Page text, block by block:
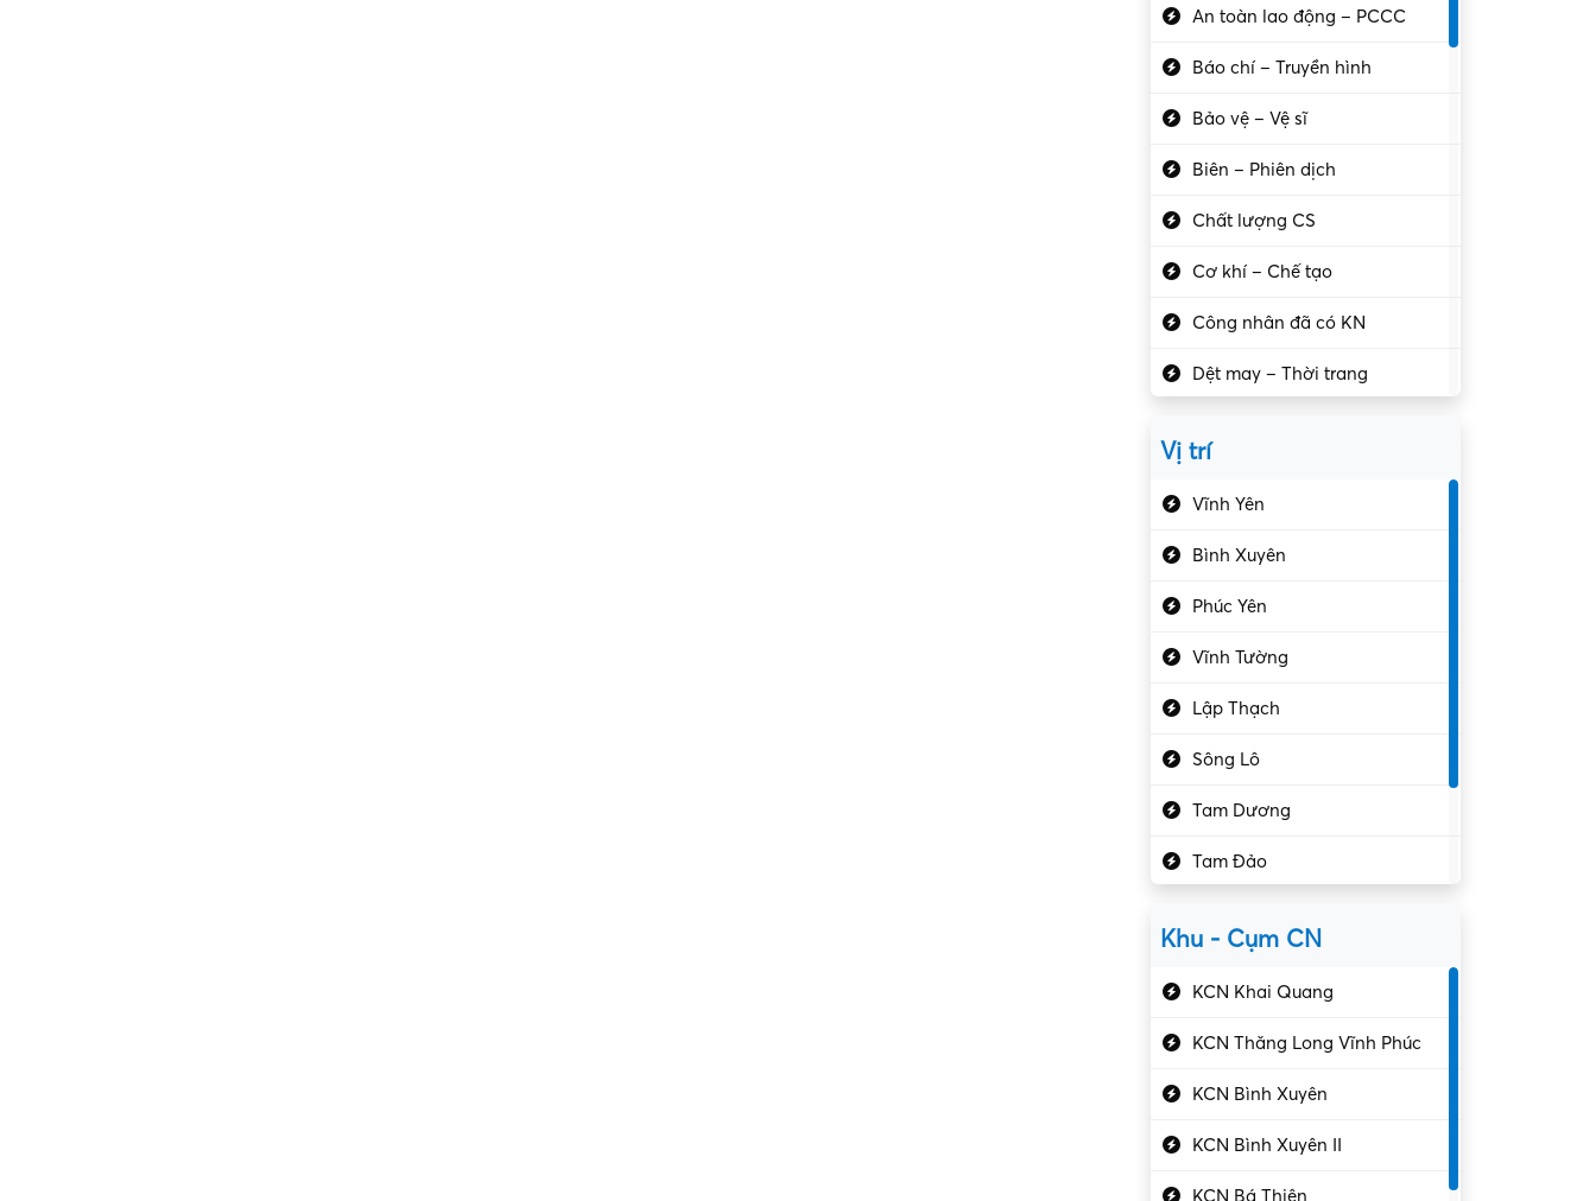
An toàn lao động – PCCC
Báo chí – Truyền hình
Bảo vệ – Vệ sĩ
Biên – Phiên dịch
Chất lượng CS
Cơ khí – Chế tạo
Công nhân đã có KN
Dệt may – Thời trang
Kiểm soát chất lượng
Kỹ sư cơ khí
Kỹ sư điện
Kỹ thuật cao
Kỹ thuật mạng – IT
Làm bán thời gian
Lao động phổ thông
Vị trí
Vĩnh Yên
Bình Xuyên
Phúc Yên
Vĩnh Tường
Lập Thạch
Sông Lô
Tam Dương
Tam Đảo
Khu - Cụm CN
KCN Khai Quang
KCN Thăng Long Vĩnh Phúc
KCN Bình Xuyên
KCN Bình Xuyên II
KCN Bá Thiện